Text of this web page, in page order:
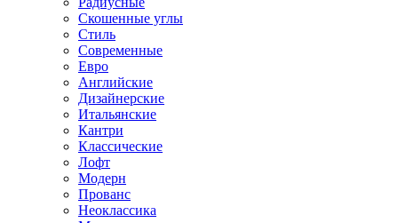
Скошенные углы
Стиль
Современные
Евро
Английские
Дизайнерские
Итальянские
Кантри
Классические
Лофт
Модерн
Прованс
Неоклассика